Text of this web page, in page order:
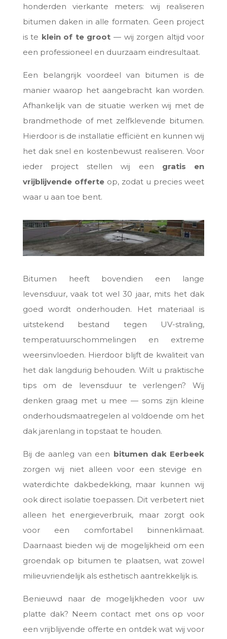
honderden vierkante meters: wij realiseren
bitumen daken in alle formaten. Geen project
is te klein of te groot — wij zorgen altijd voor
een professioneel en duurzaam eindresultaat.
Een belangrijk voordeel van bitumen is de
manier waarop het aangebracht kan worden.
Afhankelijk van de situatie werken wij met de
brandmethode of met zelfklevende bitumen.
Hierdoor is de installatie efficiënt en kunnen wij
het dak snel en kostenbewust realiseren. Voor
ieder project stellen wij een gratis en
vrijblijvende offerteop, zodat u precies weet
waar u aan toe bent.
Bitumen heeft bovendien een lange
levensduur, vaak tot wel 30 jaar, mits het dak
goed wordt onderhouden. Het materiaal is
uitstekend bestand tegen UV-straling,
temperatuurschommelingen en extreme
weersinvloeden. Hierdoor blijft de kwaliteit van
het dak langdurig behouden. Wilt u praktische
tips om de levensduur te verlengen? Wij
denken graag met u mee — soms zijn kleine
onderhoudsmaatregelen al voldoende om het
dak jarenlang in topstaat te houden.
Bij de aanleg van een bitumen dak Eerbeek
zorgen wij niet alleen voor een stevige en
waterdichte dakbedekking, maar kunnen wij
ook direct isolatie toepassen. Dit verbetert niet
alleen het energieverbruik, maar zorgt ook
voor een comfortabel binnenklimaat.
Daarnaast bieden wij de mogelijkheid om een
groendak op bitumen te plaatsen, wat zowel
milieuvriendelijk als esthetisch aantrekkelijk is.
Benieuwd naar de mogelijkheden voor uw
platte dak? Neem contact met ons op voor
een vrijblijvende offerte en ontdek wat wij voor